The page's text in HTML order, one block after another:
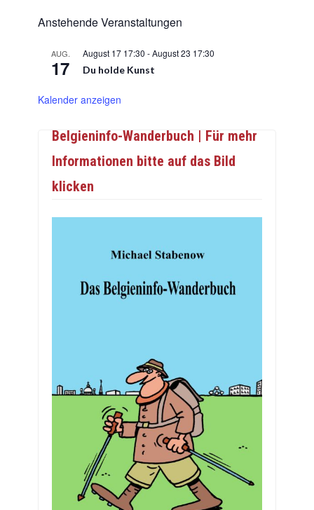
Anstehende Veranstaltungen
AUG.
17
August 17 17:30 -August 23 17:30
Du holde Kunst
Kalender anzeigen
Belgieninfo-Wanderbuch | Für mehr
Informationen bitte auf das Bild
klicken